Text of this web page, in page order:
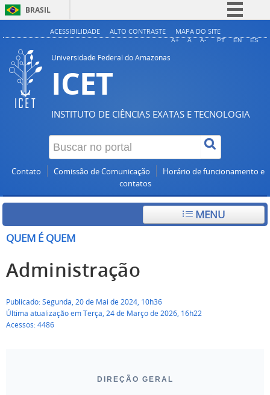
BRASIL
Simplifique!
ACESSIBILIDADE ALTO CONTRASTE MAPA DO SITE
A+ A A- PT EN ES
Universidade Federal do Amazonas
ICET
INSTITUTO DE CIÊNCIAS EXATAS E TECNOLOGIA
Contato Comissão de Comunicação
Horário de funcionamento e
contatos
MENU
QUEM É QUEM
Administração
Publicado: Segunda, 20 de Mai de 2024, 10h36
Última atualização em Terça, 24 de Março de 2026, 16h22
Acessos: 4486
DIREÇÃO GERAL